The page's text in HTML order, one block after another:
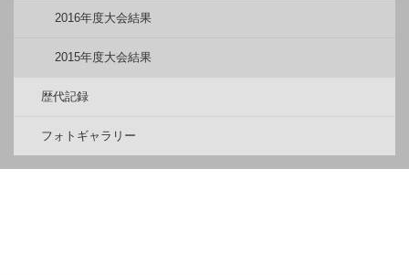
2016年度大会結果
2015年度大会結果
歴代記録
フォトギャラリー